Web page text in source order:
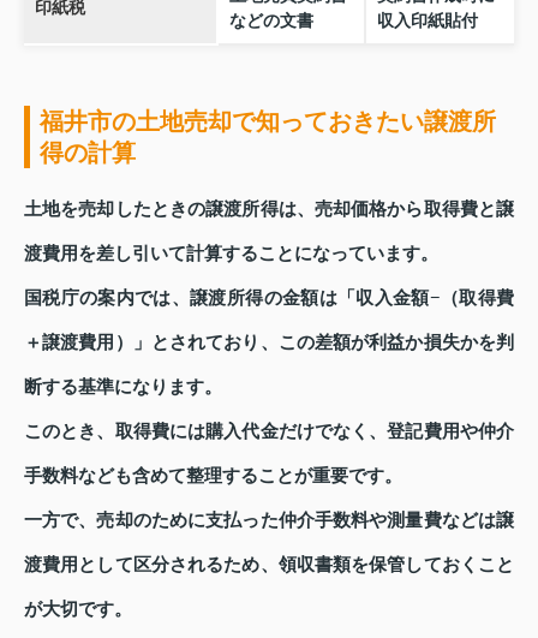
印紙税
などの文書
収入印紙貼付
福井市の土地売却で知っておきたい譲渡所
得の計算
土地を売却したときの譲渡所得は、売却価格から取得費と譲
渡費用を差し引いて計算することになっています。
国税庁の案内では、譲渡所得の金額は「収入金額−（取得費
＋譲渡費用）」とされており、この差額が利益か損失かを判
断する基準になります。
このとき、取得費には購入代金だけでなく、登記費用や仲介
手数料なども含めて整理することが重要です。
一方で、売却のために支払った仲介手数料や測量費などは譲
渡費用として区分されるため、領収書類を保管しておくこと
が大切です。